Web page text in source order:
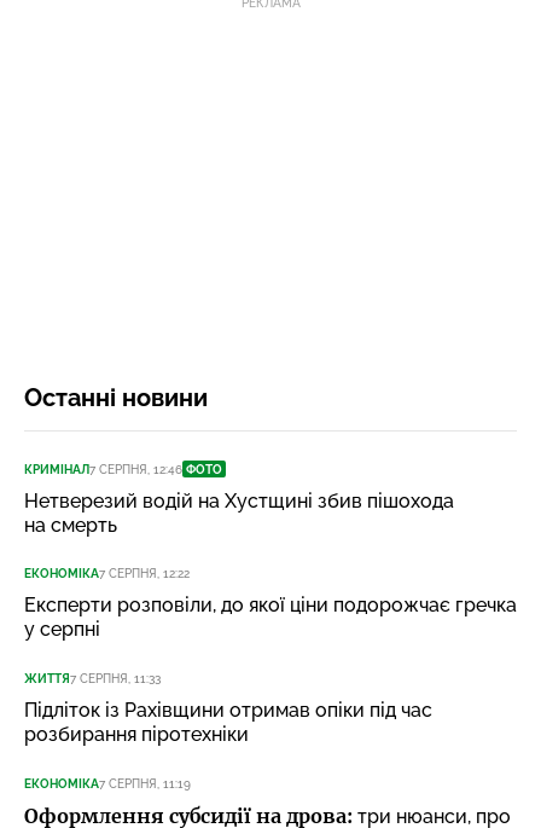
Останні новини
КРИМІНАЛ7 СЕРПНЯ, 12:46 ФОТО
Нетверезий водій на Хустщині збив пішохода
на смерть
ЕКОНОМІКА7 СЕРПНЯ, 12:22
Експерти розповіли, до якої ціни подорожчає гречка
у серпні
ЖИТТЯ7 СЕРПНЯ, 11:33
Підліток із Рахівщини отримав опіки під час
розбирання піротехніки
ЕКОНОМІКА7 СЕРПНЯ, 11:19
Оформлення субсидії на дрова: три нюанси, про